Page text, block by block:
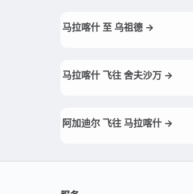
马拉喀什 至 乌祖德 →
马拉喀什 飞往 舍夫沙万 →
阿加迪尔 飞往 马拉喀什 →